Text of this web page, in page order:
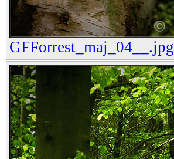
GFForrest_maj_04__.jpg